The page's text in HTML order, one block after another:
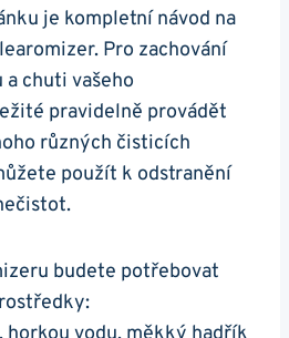
je kompletní návod na
Pro zachování
chuti vašeho
pravidelně provádět
různých čisticích
použít k odstranění
budete potřebovat